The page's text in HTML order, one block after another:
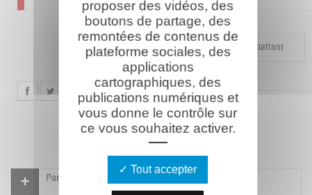
Compléter la fiche pour ce combattant
Participer à l'indexation du Mémorial virtuel
proposer des vidéos, des
boutons de partage, des
remontées de contenus de
plateforme sociales, des
applications
cartographiques, des
publications numériques et
vous donne le contrôle sur
ce vous souhaitez activer.
Tout accepter